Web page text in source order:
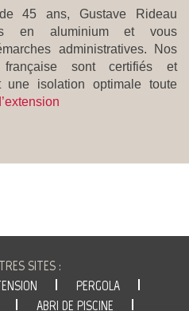
45 ans, Gustave Rideau
en aluminium et vous
administratives. Nos
sont certifiés et
une isolation optimale toute
SITES :
PERGOLA
ABRI DE PISCINE